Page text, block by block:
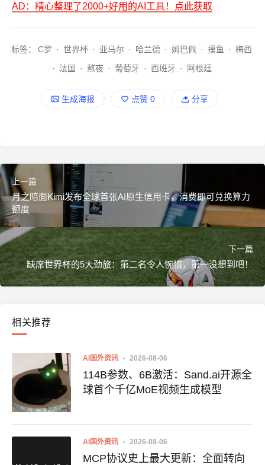
AD：精心整理了2000+好用的AI工具！点此获取
标签： C罗 · 世界杯 · 亚马尔 · 哈兰德 · 姆巴佩 · 摸鱼 · 梅西
·
法国 · 熬夜 · 葡萄牙 · 西班牙 · 阿根廷
生成海报 点赞 0 分享
上一篇
月之暗面Kimi发布全球首张AI原生信用卡，消费即可兑换算力
额度
下一篇
缺席世界杯的5大劲旅：第二名令人惋惜，第一没想到吧！
相关推荐
AI国外资讯 2026-08-06
114B参数、6B激活：Sand.ai开源全
球首个千亿MoE视频生成模型
AI国外资讯 2026-08-06
MCP协议史上最大更新：全面转向